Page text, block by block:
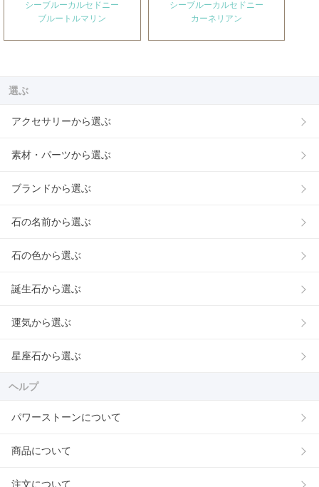
シーブルーカルセドニー
ブルートルマリン
シーブルーカルセドニー
カーネリアン
選ぶ
アクセサリーから選ぶ
素材・パーツから選ぶ
ブランドから選ぶ
石の名前から選ぶ
石の色から選ぶ
誕生石から選ぶ
運気から選ぶ
星座石から選ぶ
ヘルプ
パワーストーンについて
商品について
注文について